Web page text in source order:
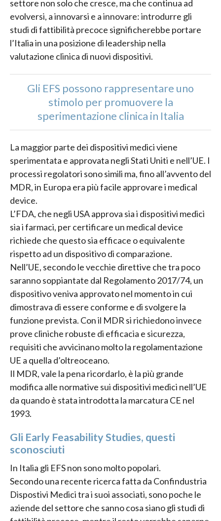
settore non solo che cresce, ma che continua ad
evolversi, a innovarsi e a innovare: introdurre gli
studi di fattibilità precoce significherebbe portare
l’Italia in una posizione di leadership nella
valutazione clinica di nuovi dispositivi.
Gli EFS possono rappresentare uno
stimolo per promuovere la
sperimentazione clinica in Italia
La maggior parte dei dispositivi medici viene
sperimentata e approvata negli Stati Uniti e nell’UE. I
processi regolatori sono simili ma, fino all’avvento del
MDR, in Europa era più facile approvare i medical
device.
L’FDA, che negli USA approva sia i dispositivi medici
sia i farmaci, per certificare un medical device
richiede che questo sia efficace o equivalente
rispetto ad un dispositivo di comparazione.
Nell’UE, secondo le vecchie direttive che tra poco
saranno soppiantate dal Regolamento 2017/74, un
dispositivo veniva approvato nel momento in cui
dimostrava di essere conforme e di svolgere la
funzione prevista. Con il MDR si richiedono invece
prove cliniche robuste di efficacia e sicurezza,
requisiti che avvicinano molto la regolamentazione
UE a quella d’oltreoceano.
Il MDR, vale la pena ricordarlo, è la più grande
modifica alle normative sui dispositivi medici nell’UE
da quando è stata introdotta la marcatura CE nel
1993.
Gli Early Feasability Studies, questi
sconosciuti
In Italia gli EFS non sono molto popolari.
Secondo una recente ricerca fatta da Confindustria
Dispostivi Medici tra i suoi associati, sono poche le
aziende del settore che sanno cosa siano gli studi di